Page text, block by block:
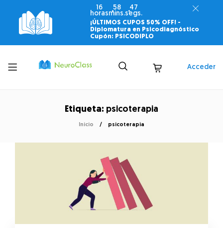
16
horas
58
mins.
46
segs.
¡ÚLTIMOS CUPOS 50% OFF! -
Diplomatura en Psicodiagnóstico
Cupón: PSICODIPLO
Toggle
menu
Acceder
Etiqueta: psicoterapia
Inicio psicoterapia